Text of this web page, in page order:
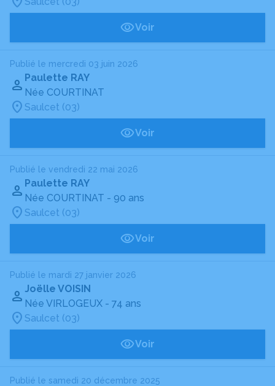
Voir
Publié le mercredi 03 juin 2026
Paulette RAY
Née COURTINAT
Saulcet (03)
Voir
Publié le vendredi 22 mai 2026
Paulette RAY
Née COURTINAT - 90 ans
Saulcet (03)
Voir
Publié le mardi 27 janvier 2026
Joëlle VOISIN
Née VIRLOGEUX - 74 ans
Saulcet (03)
Voir
Publié le samedi 20 décembre 2025